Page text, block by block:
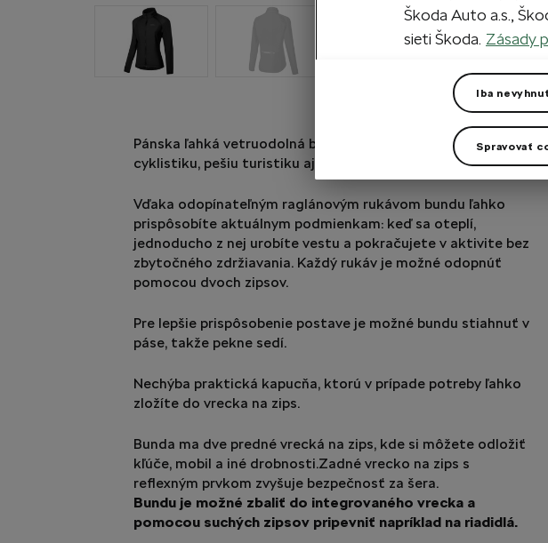
+3 viac
Pánska ľahká vetruodolná bunda a vesta 2v1 vhodná pre
cyklistiku, pešiu turistiku aj beh.
Vďaka odopínateľným raglánovým rukávom bundu ľahko
prispôsobíte aktuálnym podmienkam: keď sa oteplí,
jednoducho z nej urobíte vestu a pokračujete v aktivite bez
zbytočného zdržiavania. Každý rukáv je možné odopnúť
pomocou dvoch zipsov.
Pre lepšie prispôsobenie postave je možné bundu stiahnuť v
páse, takže pekne sedí.
Nechýba praktická kapucňa, ktorú v prípade potreby ľahko
zložíte do vrecka na zips.
Bunda ma dve predné vrecká na zips, kde si môžete odložiť
kľúče, mobil a iné drobnosti.Zadné vrecko na zips s
reflexným prvkom zvyšuje bezpečnosť za šera.
Bundu je možné zbaliť do integrovaného vrecka a
pomocou suchých zipsov pripevniť napríklad na riadidlá.
Škoda Auto a.s.,
sieti Škoda. Zásady
Iba
Spravovať